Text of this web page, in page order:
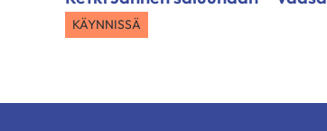
KÄYNNISSÄ